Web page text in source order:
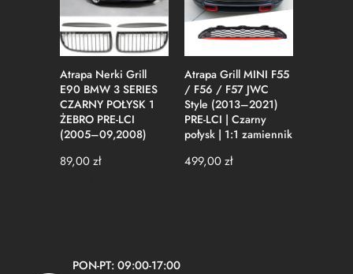
Atrapa Nerki Grill
E90 BMW 3 SERIES
CZARNY POŁYSK 1
ŻEBRO PRE-LCI
(2005–09,2008)
89,00zł
Atrapa Grill MINI F55
/ F56 / F57 JWC
Style (2013–2021)
PRE-LCI | Czarny
połysk | 1:1 zamiennik
499,00zł
PON-PT: 09:00-17:00